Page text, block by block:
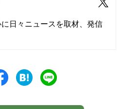
日々ニュースを取材、発信